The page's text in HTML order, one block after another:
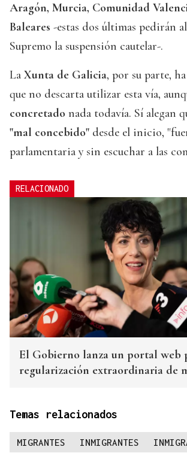
Aragón, Murcia, Comunidad
Baleares -estas dos últimas pedirán
Supremo la suspensión cautelar-.
La Xunta de Galicia, por su parte,
que no descarta utilizar esta vía,
concretado nada todavía. Sí alegan
"mal concebido" desde el inicio,
parlamentaria y sin escuchar a las
RELACIONADO
El Gobierno lanza un portal web
regularización extraordinaria de
Temas relacionados
MIGRANTES INMIGRANTES